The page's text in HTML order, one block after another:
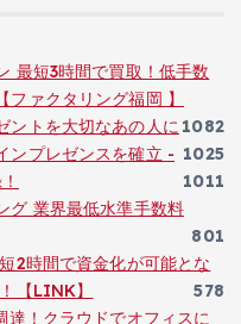
最短3時間で買取！低手数
ァクタリング福岡 】
1082
ントを大切なあの人に
1025
ンプレゼンスを確立 -
1011
グ 業界最低水準手数料
801
2時間で資金化が可能とな
【LINK】
578
！クラウドでオフィスに